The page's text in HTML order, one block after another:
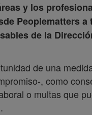
y los
Peoplematters a
de la
de una
, como
o multas que